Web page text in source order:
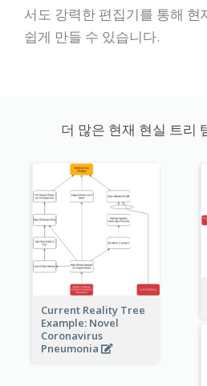
서도 강력한 편집기를 통해 현
쉽게 만들 수 있습니다.
더 많은 현재 현실 트리
Current Reality Tree
Example: Novel
Coronavirus
Pneumonia